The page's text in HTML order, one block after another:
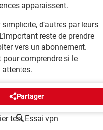
apparaissent.
d’autres par leurs
reste de prendre
vers un abonnement.
comprendre si le
attentes.
Partager
test Essai vpn